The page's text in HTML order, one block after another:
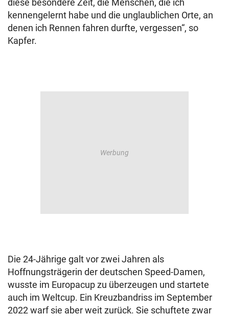
diese besondere Zeit, die Menschen, die ich
kennengelernt habe und die unglaublichen Orte, an
denen ich Rennen fahren durfte, vergessen“, so
Kapfer.
Die 24-Jährige galt vor zwei Jahren als
Hoffnungsträgerin der deutschen Speed-Damen,
wusste im Europacup zu überzeugen und startete
auch im Weltcup. Ein Kreuzbandriss im September
2022 warf sie aber weit zurück. Sie schuftete zwar